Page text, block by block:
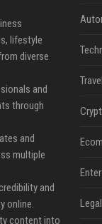
lifestyle
diverse
and
through
and
multiple
and
online.
content into
Travel
Legal